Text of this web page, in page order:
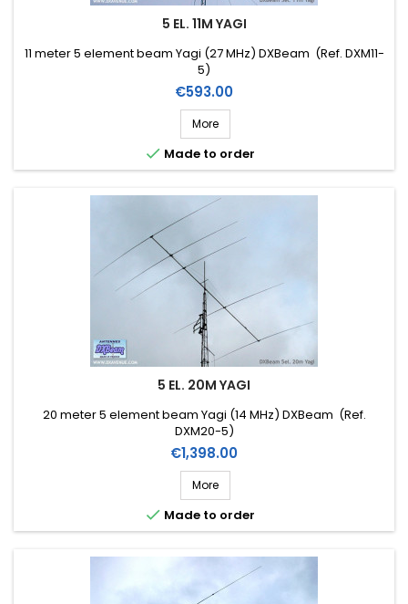
5 EL. 11M YAGI
11 meter 5 element beam Yagi (27 MHz) DXBeam (Ref. DXM11-
5)
Price
€593.00
More
 Made to order
5 EL. 20M YAGI
20 meter 5 element beam Yagi (14 MHz) DXBeam (Ref.
DXM20-5)
Price
€1,398.00
More
 Made to order